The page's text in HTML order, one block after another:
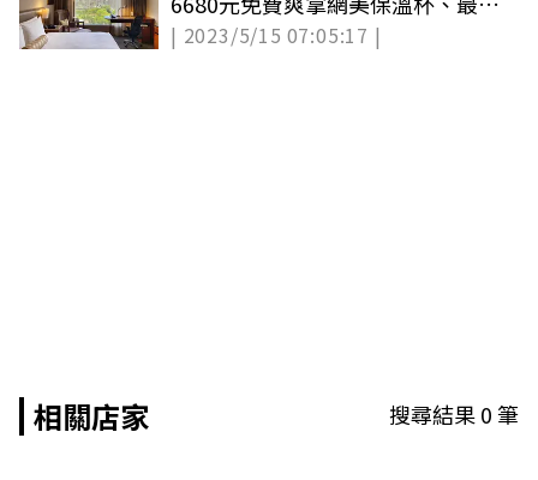
款保養組
| 2023/5/15 07:05:17 |
相關店家 搜尋結果0筆